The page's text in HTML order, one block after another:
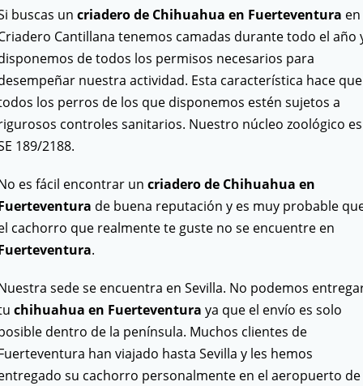
buscas un criadero de Chihuahua en Fuerteventura en
Cantillana tenemos camadas durante todo el año
de todos los permisos necesarios para
nuestra actividad. Esta característica hace que
los perros de los que disponemos estén sujetos a
controles sanitarios. Nuestro núcleo zoológico es
189/2188.
es fácil encontrar un criadero de Chihuahua en
de buena reputación y es muy probable
cachorro que realmente te guste no se encuentre en
.
sede se encuentra en Sevilla. No podemos
chihuahua en Fuerteventura ya que el envío es solo
dentro de la península. Muchos clientes de
han viajado hasta Sevilla y les hemos
su cachorro personalmente en el aeropuerto de